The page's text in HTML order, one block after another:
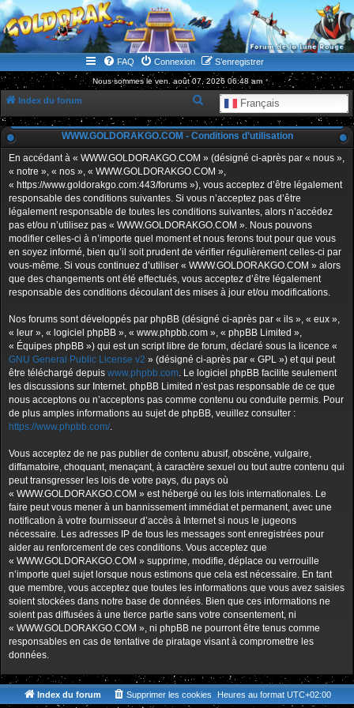
WWW.GOLDORAKGO.COM
le site de la Lune Rouge
FAQ Connexion S’enregistrer
Nous sommes le ven. août 07, 2026 06:48 am
Index du forum Français
e
c
h
e
r
c
e
r
WWW.GOLDORAKGO.COM - Conditions d’utilisation
En accédant à « WWW.GOLDORAKGO.COM » (désigné ci-après par « nous »,
« notre », « nos », « WWW.GOLDORAKGO.COM »,
« https://www.goldorakgo.com:443/forums »), vous acceptez d’être légalement
responsable des conditions suivantes. Si vous n’acceptez pas d’être
légalement responsable de toutes les conditions suivantes, alors n’accédez
pas et/ou n’utilisez pas « WWW.GOLDORAKGO.COM ». Nous pouvons
modifier celles-ci à n’importe quel moment et nous ferons tout pour que vous
en soyez informé, bien qu’il soit prudent de vérifier régulièrement celles-ci par
vous-même. Si vous continuez d’utiliser « WWW.GOLDORAKGO.COM » alors
que des changements ont été effectués, vous acceptez d’être légalement
responsable des conditions découlant des mises à jour et/ou modifications.
Nos forums sont développés par phpBB (désigné ci-après par « ils », « eux »,
« leur », « logiciel phpBB », « www.phpbb.com », « phpBB Limited »,
« Équipes phpBB ») qui est un script libre de forum, déclaré sous la licence «
GNU General Public License v2 » (désigné ci-après par « GPL ») et qui peut
être téléchargé depuis www.phpbb.com. Le logiciel phpBB facilite seulement
les discussions sur Internet. phpBB Limited n’est pas responsable de ce que
nous acceptons ou n’acceptons pas comme contenu ou conduite permis. Pour
de plus amples informations au sujet de phpBB, veuillez consulter :
https://www.phpbb.com/.
Vous acceptez de ne pas publier de contenu abusif, obscène, vulgaire,
diffamatoire, choquant, menaçant, à caractère sexuel ou tout autre contenu qui
peut transgresser les lois de votre pays, du pays où
« WWW.GOLDORAKGO.COM » est hébergé ou les lois internationales. Le
faire peut vous mener à un bannissement immédiat et permanent, avec une
notification à votre fournisseur d’accès à Internet si nous le jugeons
nécessaire. Les adresses IP de tous les messages sont enregistrées pour
aider au renforcement de ces conditions. Vous acceptez que
« WWW.GOLDORAKGO.COM » supprime, modifie, déplace ou verrouille
n’importe quel sujet lorsque nous estimons que cela est nécessaire. En tant
que membre, vous acceptez que toutes les informations que vous avez saisies
soient stockées dans notre base de données. Bien que ces informations ne
soient pas diffusées à une tierce partie sans votre consentement, ni
« WWW.GOLDORAKGO.COM », ni phpBB ne pourront être tenus comme
responsables en cas de tentative de piratage visant à compromettre les
données.
Index du forum Heures au format UTC+02:00
Supprimer les cookies